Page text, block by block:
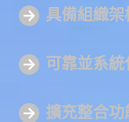
具備組織架
可靠並系統
擴充整合功